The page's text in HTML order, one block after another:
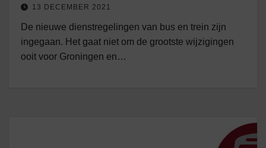
13 DECEMBER 2021
De nieuwe dienstregelingen van bus en trein zijn
ingegaan. Het gaat niet om de grootste wijzigingen
ooit voor Groningen en…